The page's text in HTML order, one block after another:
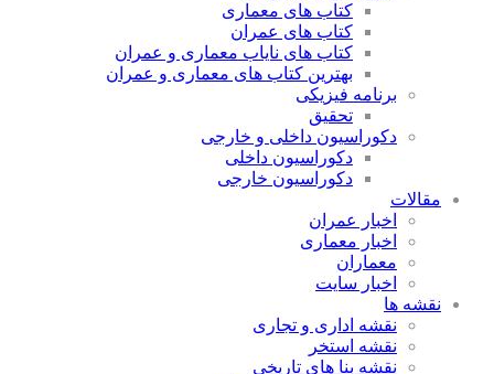
کتاب های معماری
کتاب های عمران
کتاب های نایاب معماری و عمران
بهترین کتاب های معماری و عمران
برنامه فیزیکی
تحقیق
دکوراسیون داخلی و خارجی
دکوراسیون داخلی
دکوراسیون خارجی
مقالات
اخبار عمران
اخبار معماری
معماران
اخبار سایت
نقشه ها
نقشه اداری و تجاری
نقشه استخر
نقشه بنا های تاریخی